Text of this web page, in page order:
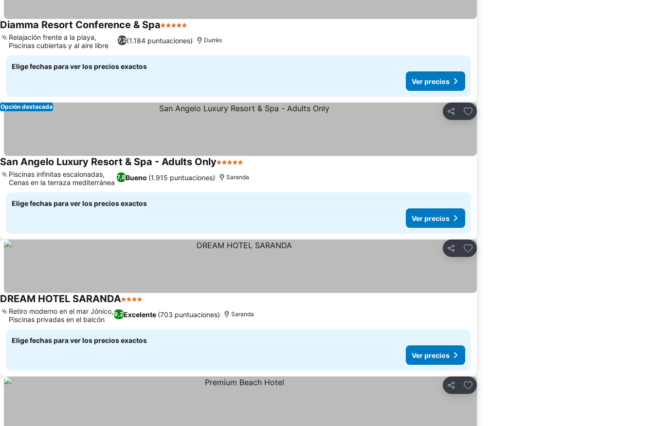
Diamma Resort Conference & Spa5 Estrellas
7,2(1.184 puntuaciones)
Relajación frente a la playa,
Piscinas cubiertas y al aire libre
Durrës
Elige fechas para ver los precios exactos
Ver precios
Compartir
Agregar a favoritos
Opción destacada
San Angelo Luxury Resort & Spa - Adults Only5 Estrellas
7,8Bueno (1.915 puntuaciones)
Piscinas infinitas escalonadas,
Cenas en la terraza mediterránea
Saranda
Elige fechas para ver los precios exactos
Ver precios
Compartir
Agregar a favoritos
DREAM HOTEL SARANDA4 Estrellas
9,2Excelente (703 puntuaciones)
Retiro moderno en el mar Jónico,
Piscinas privadas en el balcón
Saranda
Elige fechas para ver los precios exactos
Ver precios
Compartir
Agregar a favoritos